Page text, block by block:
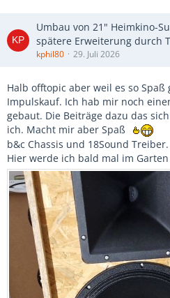
Umbau von 21" Heimkino-
spätere Erweiterung durch
kphil80 29. Juli 2026
Halb offtopic aber weil es so
Impulskauf. Ich hab mir noch
gebaut. Die Beiträge dazu das
ich. Macht mir aber Spaß
b&c Chassis und 18Sound Treiber.
Hier werde ich bald mal im